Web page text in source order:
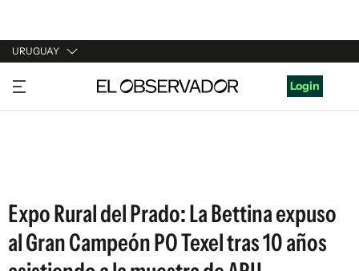
URUGUAY
URUGUAY
ARGENTINA
Login
Expo Rural del Prado: La Bettina expuso
al Gran Campeón PO Texel tras 10 años